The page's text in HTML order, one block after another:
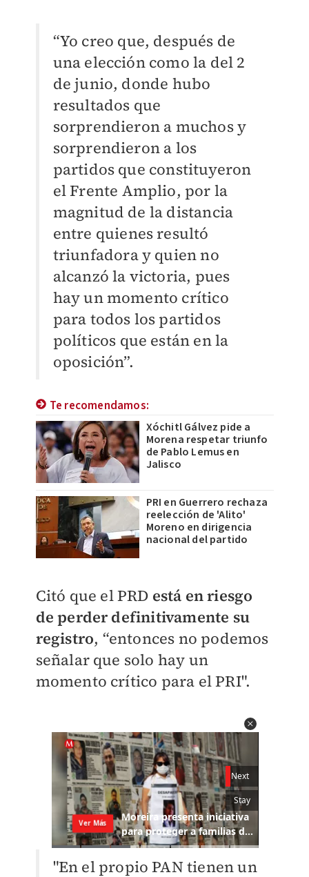
“Yo creo que, después de
una elección como la del 2
de junio, donde hubo
resultados que
sorprendieron a muchos y
sorprendieron a los
partidos que constituyeron
el Frente Amplio, por la
magnitud de la distancia
entre quienes resultó
triunfadora y quien no
alcanzó la victoria, pues
hay un momento crítico
para todos los partidos
políticos que están en la
oposición”.
Te recomendamos:
Xóchitl Gálvez pide a
Morena respetar triunfo
de Pablo Lemus en
Jalisco
PRI en Guerrero rechaza
reelección de 'Alito'
Moreno en dirigencia
nacional del partido
Citó que el PRD está en riesgo
de perder definitivamente su
registro, “entonces no podemos
señalar que solo hay un
momento crítico para el PRI".
"En el propio PAN tienen un